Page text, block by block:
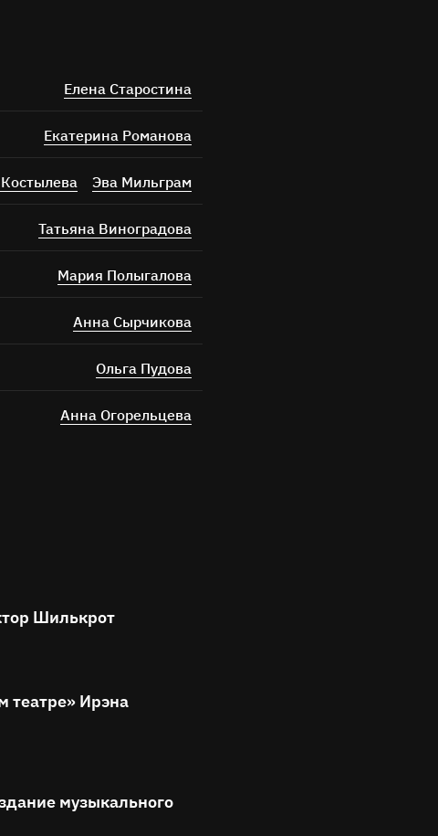
Елена Старостина
Екатерина Романова
Эва Мильграм
Татьяна Виноградова
Мария Полыгалова
Анна Сырчикова
Ольга Пудова
Анна Огорельцева
Шилькрот
театре» Ирэна
музыкального